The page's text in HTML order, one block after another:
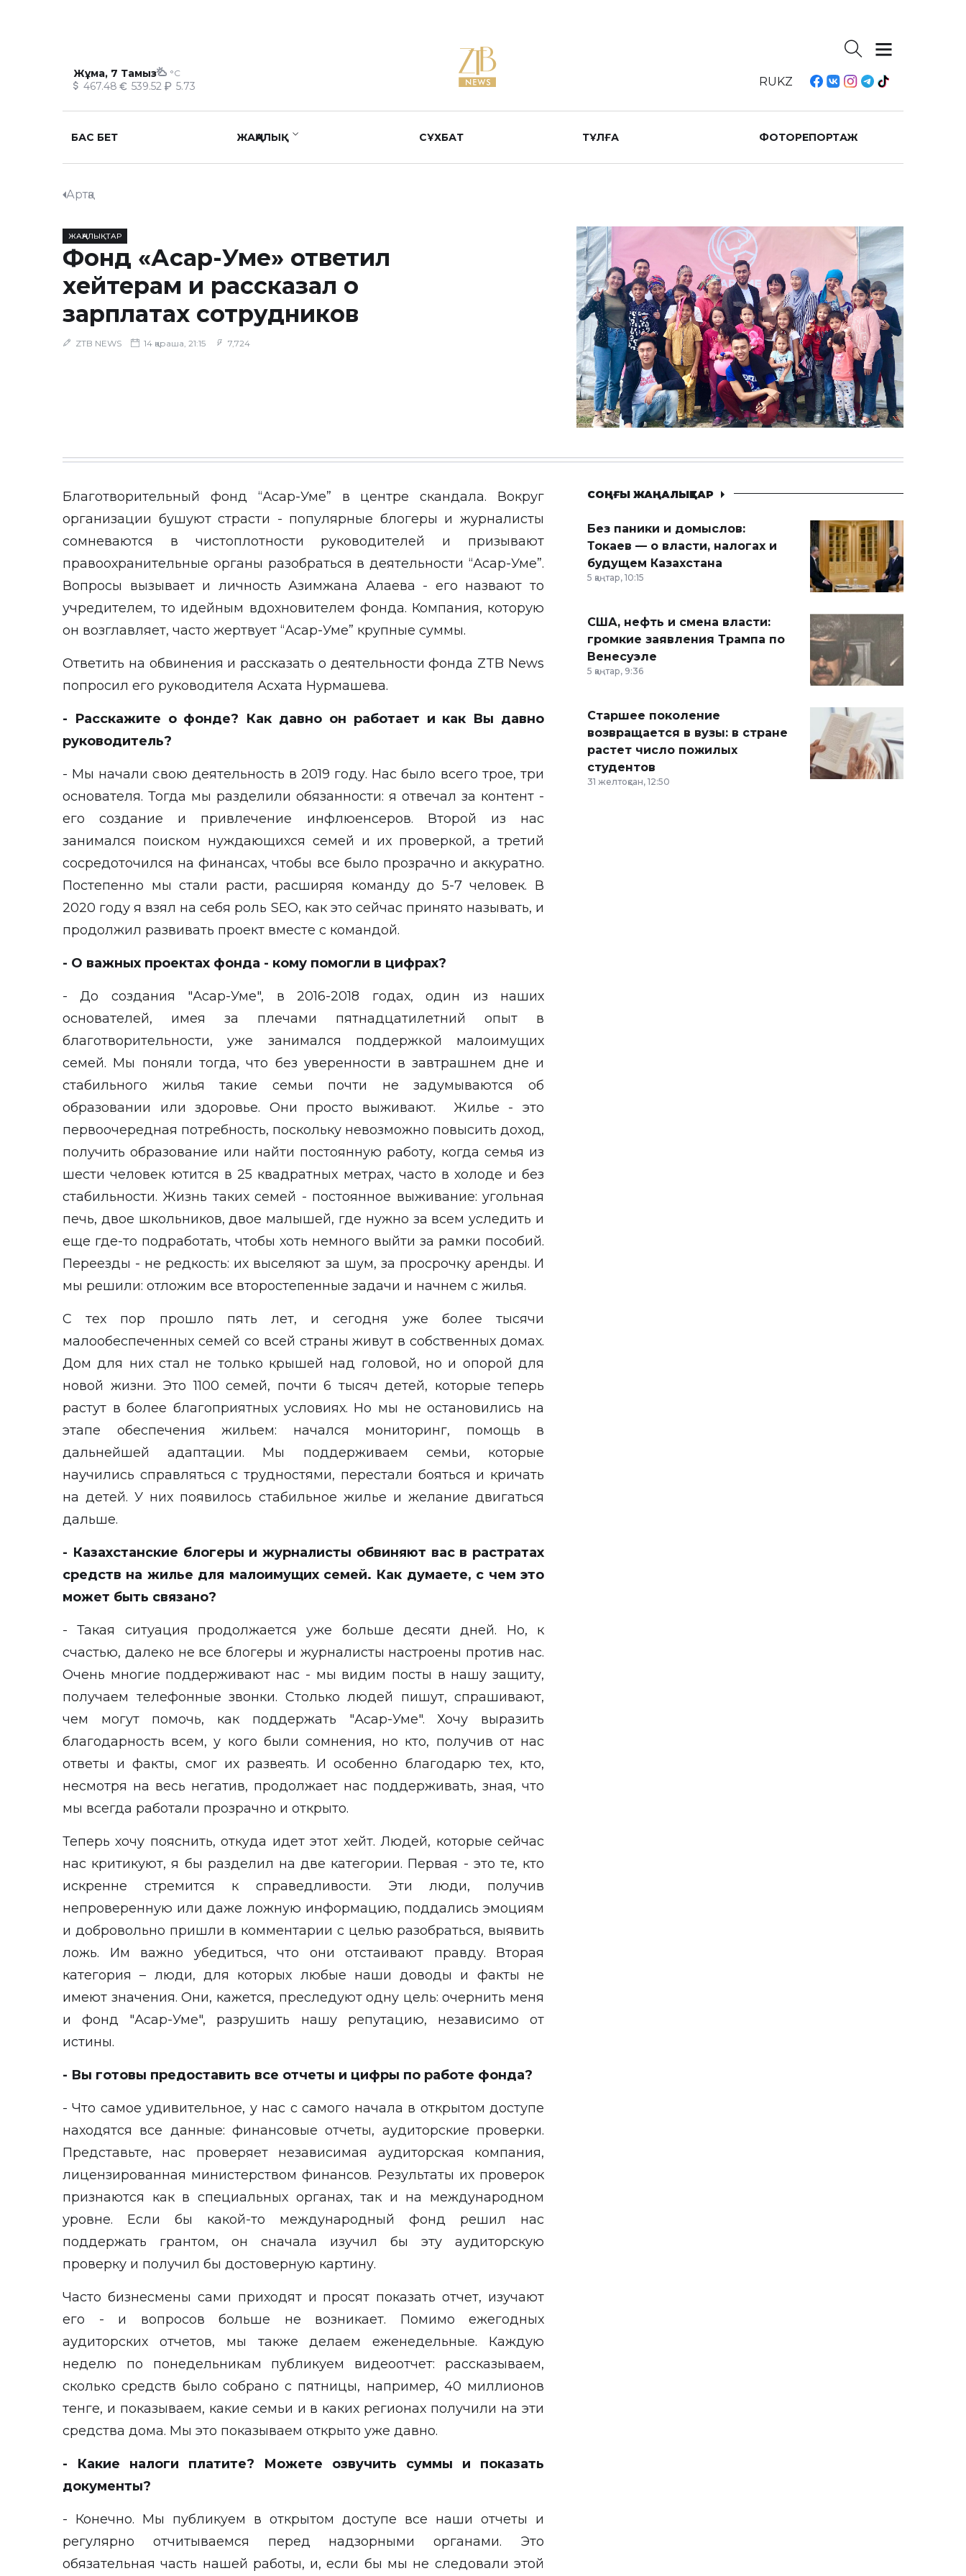
Жұма, 7 Тамыз °C
467.48 539.52 5.73 RUKZ
БАС БЕТ ЖАҢАЛЫҚ СҰХБАТ ТҰЛҒА ФОТОРЕПОРТАЖ
Артқа
ЖАҢАЛЫҚТАР
Фонд «Асар-Уме» ответил
хейтерам и рассказал о
зарплатах сотрудников
ZTB NEWS 14 қараша, 21:15 7,724
Благотворительный фонд “Асар-Уме” в центре скандала. Вокруг
организации бушуют страсти - популярные блогеры и журналисты
сомневаются в чистоплотности руководителей и призывают
правоохранительные органы разобраться в деятельности “Асар-Уме”.
Вопросы вызывает и личность Азимжана Алаева - его назвают то
учредителем, то идейным вдохновителем фонда. Компания, которую
он возглавляет, часто жертвует “Асар-Уме” крупные суммы.
Ответить на обвинения и рассказать о деятельности фонда ZTB News
попросил его руководителя Асхата Нурмашева.
- Расскажите о фонде? Как давно он работает и как Вы давно
руководитель?
- Мы начали свою деятельность в 2019 году. Нас было всего трое, три
основателя. Тогда мы разделили обязанности: я отвечал за контент -
его создание и привлечение инфлюенсеров. Второй из нас
занимался поиском нуждающихся семей и их проверкой, а третий
сосредоточился на финансах, чтобы все было прозрачно и аккуратно.
Постепенно мы стали расти, расширяя команду до 5-7 человек. В
2020 году я взял на себя роль SEO, как это сейчас принято называть, и
продолжил развивать проект вместе с командой.
- О важных проектах фонда - кому помогли в цифрах?
- До создания "Асар-Уме", в 2016-2018 годах, один из наших
основателей, имея за плечами пятнадцатилетний опыт в
благотворительности, уже занимался поддержкой малоимущих
семей. Мы поняли тогда, что без уверенности в завтрашнем дне и
стабильного жилья такие семьи почти не задумываются об
образовании или здоровье. Они просто выживают. Жилье - это
первоочередная потребность, поскольку невозможно повысить доход,
получить образование или найти постоянную работу, когда семья из
шести человек ютится в 25 квадратных метрах, часто в холоде и без
стабильности. Жизнь таких семей - постоянное выживание: угольная
печь, двое школьников, двое малышей, где нужно за всем уследить и
еще где-то подработать, чтобы хоть немного выйти за рамки пособий.
Переезды - не редкость: их выселяют за шум, за просрочку аренды. И
мы решили: отложим все второстепенные задачи и начнем с жилья.
С тех пор прошло пять лет, и сегодня уже более тысячи
малообеспеченных семей со всей страны живут в собственных домах.
Дом для них стал не только крышей над головой, но и опорой для
новой жизни. Это 1100 семей, почти 6 тысяч детей, которые теперь
растут в более благоприятных условиях. Но мы не остановились на
этапе обеспечения жильем: начался мониторинг, помощь в
дальнейшей адаптации. Мы поддерживаем семьи, которые
научились справляться с трудностями, перестали бояться и кричать
на детей. У них появилось стабильное жилье и желание двигаться
дальше.
- Казахстанские блогеры и журналисты обвиняют вас в растратах
средств на жилье для малоимущих семей. Как думаете, с чем это
может быть связано?
- Такая ситуация продолжается уже больше десяти дней. Но, к
счастью, далеко не все блогеры и журналисты настроены против нас.
Очень многие поддерживают нас - мы видим посты в нашу защиту,
получаем телефонные звонки. Столько людей пишут, спрашивают,
чем могут помочь, как поддержать "Асар-Уме". Хочу выразить
благодарность всем, у кого были сомнения, но кто, получив от нас
ответы и факты, смог их развеять. И особенно благодарю тех, кто,
несмотря на весь негатив, продолжает нас поддерживать, зная, что
мы всегда работали прозрачно и открыто.
Теперь хочу пояснить, откуда идет этот хейт. Людей, которые сейчас
нас критикуют, я бы разделил на две категории. Первая - это те, кто
искренне стремится к справедливости. Эти люди, получив
непроверенную или даже ложную информацию, поддались эмоциям
и добровольно пришли в комментарии с целью разобраться, выявить
ложь. Им важно убедиться, что они отстаивают правду. Вторая
категория – люди, для которых любые наши доводы и факты не
имеют значения. Они, кажется, преследуют одну цель: очернить меня
и фонд "Асар-Уме", разрушить нашу репутацию, независимо от
истины.
- Вы готовы предоставить все отчеты и цифры по работе фонда?
- Что самое удивительное, у нас с самого начала в открытом доступе
находятся все данные: финансовые отчеты, аудиторские проверки.
Представьте, нас проверяет независимая аудиторская компания,
лицензированная министерством финансов. Результаты их проверок
признаются как в специальных органах, так и на международном
уровне. Если бы какой-то международный фонд решил нас
поддержать грантом, он сначала изучил бы эту аудиторскую
проверку и получил бы достоверную картину.
Часто бизнесмены сами приходят и просят показать отчет, изучают
его - и вопросов больше не возникает. Помимо ежегодных
аудиторских отчетов, мы также делаем еженедельные. Каждую
неделю по понедельникам публикуем видеоотчет: рассказываем,
сколько средств было собрано с пятницы, например, 40 миллионов
тенге, и показываем, какие семьи и в каких регионах получили на эти
средства дома. Мы это показываем открыто уже давно.
- Какие налоги платите? Можете озвучить суммы и показать
документы?
- Конечно. Мы публикуем в открытом доступе все наши отчеты и
регулярно отчитываемся перед надзорными органами. Это
обязательная часть нашей работы, и, если бы мы не следовали этой
СОҢҒЫ ЖАҢАЛЫҚТАР
Без паники и домыслов:
Токаев — о власти, налогах и
будущем Казахстана
5 қаңтар, 10:15
США, нефть и смена власти:
громкие заявления Трампа по
Венесуэле
5 қаңтар, 9:36
Старшее поколение
возвращается в вузы: в стране
растет число пожилых
студентов
31 желтоқсан, 12:50